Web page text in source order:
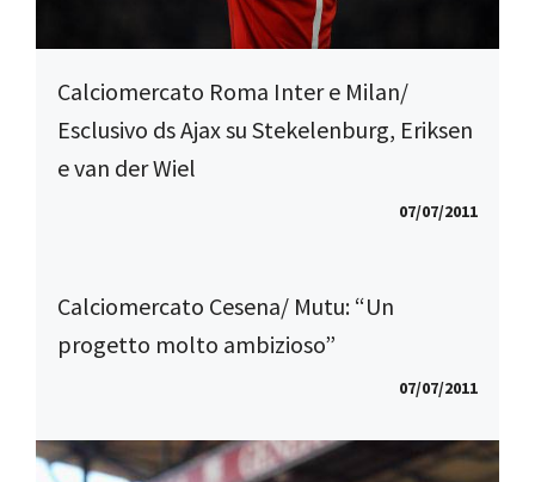
Calciomercato Roma Inter e Milan/
Esclusivo ds Ajax su Stekelenburg, Eriksen
e van der Wiel
07/07/2011
Calciomercato Cesena/ Mutu: “Un
progetto molto ambizioso”
07/07/2011